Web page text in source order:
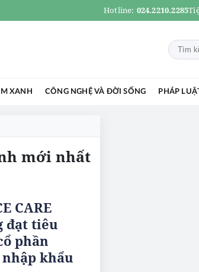
Hotline: 024.2210.2285
XANH CÔNG NGHỆ VÀ ĐỜI SỐNG PHÁP
mới nhất
CARE
đạt tiêu
phần
khẩu